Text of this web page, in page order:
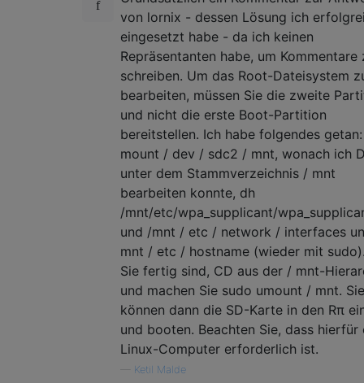
von lornix - dessen Lösung ich
eingesetzt habe - da ich keinen
Repräsentanten habe, um Kommentare
schreiben. Um das Root-Dateisystem
bearbeiten, müssen Sie die zweite
und nicht die erste Boot-Partition
bereitstellen. Ich habe folgendes
mount / dev / sdc2 / mnt, wonach ich
unter dem Stammverzeichnis / mnt
bearbeiten konnte, dh
/mnt/etc/wpa_supplicant/
und /mnt / etc / network / interfaces
mnt / etc / hostname (wieder mit
Sie fertig sind, CD aus der / mnt-
und machen Sie sudo umount / mnt. Sie
können dann die SD-Karte in den Rπ
und booten. Beachten Sie, dass hierfür
Linux-Computer erforderlich ist.
Ketil Malde